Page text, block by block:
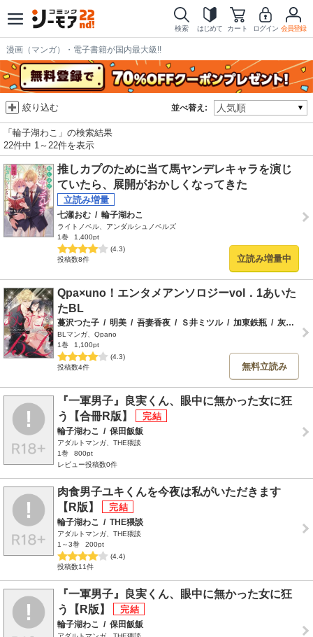
検索 はじめて カート ログイン 会員登録
漫画（マンガ）・電子書籍が国内最大級!!
並べ替え:
絞り込む
「輪子湖わこ」の検索結果
22件中 1～22件を表示
推しカプのために当て馬ヤンデレキャラを演じ
ていたら、展開がおかしくなってきた
七瀬おむ / 輪子湖わこ
ライトノベル、アンダルシュノベルズ
1巻
1,400pt
(4.3)
投稿数8件
立読み増量中
Qpa×uno！エンタメアンソロジーvol．1あいた
たBL
蔓沢つた子 / 明美 / 吾妻香夜 / Ｓ井ミツル / 加東鉄瓶 / 灰田ナナコ
BLマンガ、Qpano
1巻
1,100pt
(4.3)
投稿数4件
無料立読み
『一軍男子』良実くん、眼中に無かった女に狂
う【合冊R版】
輪子湖わこ / 保田飯飯
アダルトマンガ、THE猥談
1巻
800pt
レビュー投稿数0件
肉食男子ユキくんを今夜は私がいただきます
【R版】
輪子湖わこ / THE猥談
アダルトマンガ、THE猥談
1～3巻
200pt
(4.4)
投稿数11件
『一軍男子』良実くん、眼中に無かった女に狂
う【R版】
輪子湖わこ / 保田飯飯